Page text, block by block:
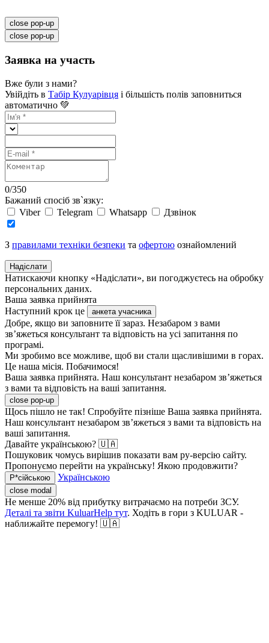
close pop-up
close pop-up
Заявка на участь
Вже були з нами?
Увійдіть в Табір Кулуарівця і більшість полів заповниться
автоматично 💚
0/350
Бажаний спосіб зв`язку:
Viber
Telegram Whatsapp Дзвінок
З правилами техніки безпеки та офертою ознайомлений
Надіслати
Натискаючи кнопку «Надіслати», ви погоджуєтесь на обробку
персональних даних.
Ваша заявка прийнята
Наступний крок це
анкета учасника
Добре, якщо ви заповните її зараз. Незабаром з вами
зв’яжеться консультант та відповість на усі запитання по
програмі.
Ми зробимо все можливе, щоб ви стали щасливішими в горах.
Це наша місія. Побачимося!
Ваша заявка прийнята. Наш консультант незабаром зв’яжеться
з вами та відповість на ваші запитання.
close pop-up
Щось пішло не так! Спробуйте пізніше Ваша заявка прийнята.
Наш консультант незабаром зв’яжеться з вами та відповість на
ваші запитання.
Давайте українською? 🇺🇦
Пошуковик чомусь вирішив показати вам ру-версію сайту.
Пропонуємо перейти на українську! Якою продовжити?
Р*сійською Українською
close modal
Не менше 20% від прибутку витрачаємо на потреби ЗСУ.
Деталі та звіти KuluarHelp тут. Ходіть в гори з KULUAR -
наближайте перемогу! 🇺🇦